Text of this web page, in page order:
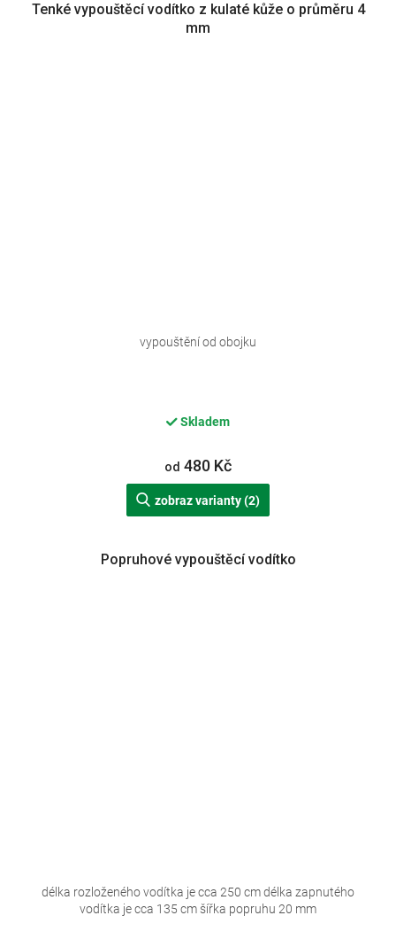
Tenké vypouštěcí vodítko z kulaté kůže o průměru 4
mm
Skladem
od 480 Kč
zobraz varianty (2)
vypouštění od obojku
Popruhové vypouštěcí vodítko
délka rozloženého vodítka je cca 250 cm délka zapnutého
vodítka je cca 135 cm šířka popruhu 20 mm